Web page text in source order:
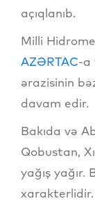
açıqlanıb.
Milli
AZƏRTAC-a
ərazisinin
davam edir.
Bakıda və
Qobustan,
yağış yağır.
xarakterlidir.